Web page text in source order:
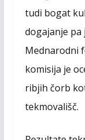
tudi bogat
dogajanje
Mednarodni
komisija je
ribjih čorb
tekmovališč.